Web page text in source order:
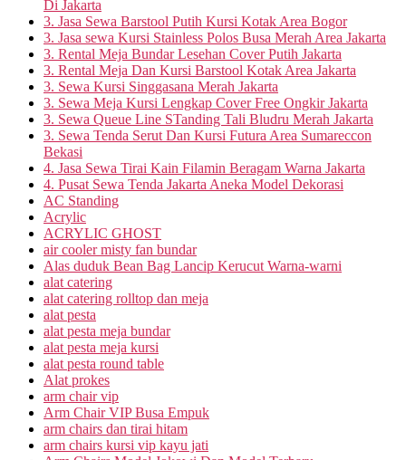
Di Jakarta
3. Jasa Sewa Barstool Putih Kursi Kotak Area Bogor
3. Jasa sewa Kursi Stainless Polos Busa Merah Area Jakarta
3. Rental Meja Bundar Lesehan Cover Putih Jakarta
3. Rental Meja Dan Kursi Barstool Kotak Area Jakarta
3. Sewa Kursi Singgasana Merah Jakarta
3. Sewa Meja Kursi Lengkap Cover Free Ongkir Jakarta
3. Sewa Queue Line STanding Tali Bludru Merah Jakarta
3. Sewa Tenda Serut Dan Kursi Futura Area Sumareccon
Bekasi
4. Jasa Sewa Tirai Kain Filamin Beragam Warna Jakarta
4. Pusat Sewa Tenda Jakarta Aneka Model Dekorasi
AC Standing
Acrylic
ACRYLIC GHOST
air cooler misty fan bundar
Alas duduk Bean Bag Lancip Kerucut Warna-warni
alat catering
alat catering rolltop dan meja
alat pesta
alat pesta meja bundar
alat pesta meja kursi
alat pesta round table
Alat prokes
arm chair vip
Arm Chair VIP Busa Empuk
arm chairs dan tirai hitam
arm chairs kursi vip kayu jati